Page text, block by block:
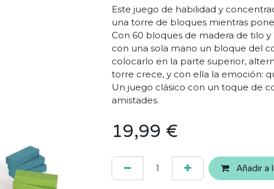
Este juego de habilidad y
una torre de bloques mientras
Con 60 bloques de madera de tilo
con una sola mano un bloque del
colocarlo en la parte superior,
torre crece, y con ella la emoción:
Un juego clásico con un toque de
amistades.
19,99 €
Añadir a